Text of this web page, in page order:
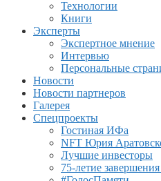
Технологии
Книги
Эксперты
Экспертное мнение
Интервью
Персональные
Новости
Новости партнеров
Галерея
Спецпроекты
Гостиная ИФа
NFT Юрия
Лучшие инвесторы
75-летие